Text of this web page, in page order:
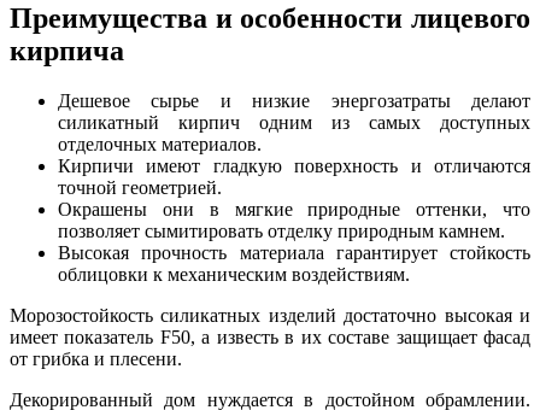
Преимущества и особенности лицевого
кирпича
Дешевое сырье и низкие энергозатраты делают
силикатный кирпич одним из самых доступных
отделочных материалов.
Кирпичи имеют гладкую поверхность и отличаются
точной геометрией.
Окрашены они в мягкие природные оттенки, что
позволяет сымитировать отделку природным камнем.
Высокая прочность материала гарантирует стойкость
облицовки к механическим воздействиям.
Морозостойкость силикатных изделий достаточно высокая и
имеет показатель F50, а известь в их составе защищает фасад
от грибка и плесени.
Декорированный дом нуждается в достойном обрамлении.